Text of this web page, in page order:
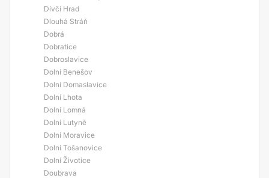
Dívčí Hrad
Dlouhá Stráň
Dobrá
Dobratice
Dobroslavice
Dolní Benešov
Dolní Domaslavice
Dolní Lhota
Dolní Lomná
Dolní Lutyně
Dolní Moravice
Dolní Tošanovice
Dolní Životice
Doubrava